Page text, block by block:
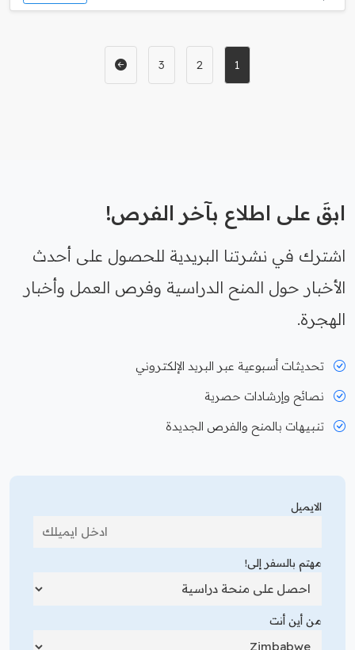
1
2
3
ابقَ على اطلاع بآخر الفرص!
اشترك في نشرتنا البريدية للحصول على أحدث
الأخبار حول المنح الدراسية وفرص العمل وأخبار
الهجرة.
تحديثات أسبوعية عبر البريد الإلكتروني
نصائح وإرشادات حصرية
تنبيهات بالمنح والفرص الجديدة
الايميل
مهتم بالسفر إلى!
من أين أنت